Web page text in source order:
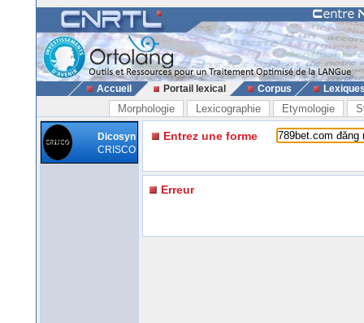
Accueil Portail lexical Corpus
Morphologie Lexicographie Etymologie
Dicosyn
CRISCO
Entrez une forme
Erreur